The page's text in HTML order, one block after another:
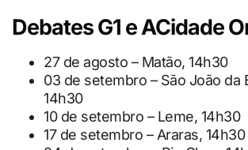
Debates G1 e ACidade
27 de agosto – Matão, 14h30
03 de setembro – São João da
14h30
10 de setembro – Leme, 14h30
17 de setembro – Araras, 14h30